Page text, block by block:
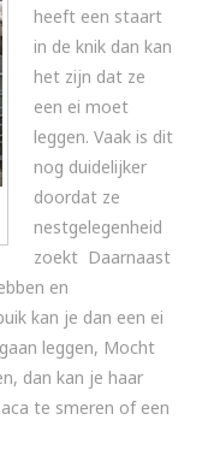
heeft een staart
in de knik dan kan
het zijn dat ze
een ei moet
leggen. Vaak is dit
nog duidelijker
doordat ze
nestgelegenheid
zoekt Daarnaast
en
kan je dan een ei
leggen, Mocht
dan kan je haar
te smeren of een